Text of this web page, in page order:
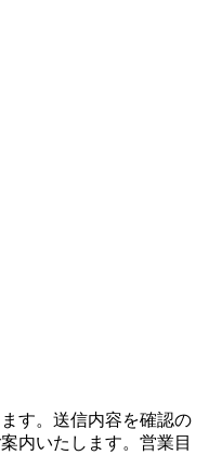
す。送信内容を確認の
内いたします。営業目